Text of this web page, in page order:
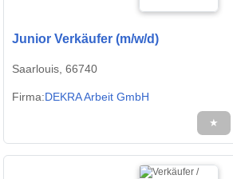
Junior Verkäufer (m/w/d)
Saarlouis, 66740
Firma:DEKRA Arbeit GmbH
★